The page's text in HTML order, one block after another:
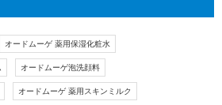
オードムーゲ 薬用保湿化粧水
オードムーゲ泡洗顔料
オードムーゲ 薬用スキンミルク